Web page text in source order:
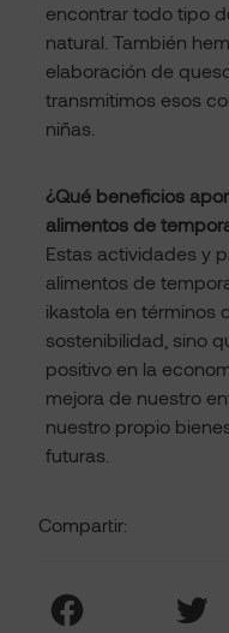
Compartir:
Facebook Twitter
encontrar todo tipo
natural. También
elaboración de
transmitimos esos
niñas.
¿Qué beneficios
alimentos de
Estas actividades y
alimentos de
ikastola en términos
sostenibilidad, sino
positivo en la
mejora de nuestro
nuestro propio
futuras.